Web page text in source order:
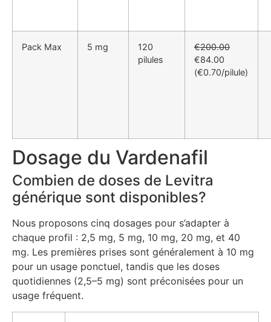
Pack Max 5 mg
120
pilules
€200.00
€84.00
(€0.70/pilule)
Dosage du Vardenafil
Combien de doses de Levitra
générique sont disponibles?
Nous proposons cinq dosages pour s’adapter à
chaque profil : 2,5 mg, 5 mg, 10 mg, 20 mg, et 40
mg. Les premières prises sont généralement à 10 mg
pour un usage ponctuel, tandis que les doses
quotidiennes (2,5–5 mg) sont préconisées pour un
usage fréquent.